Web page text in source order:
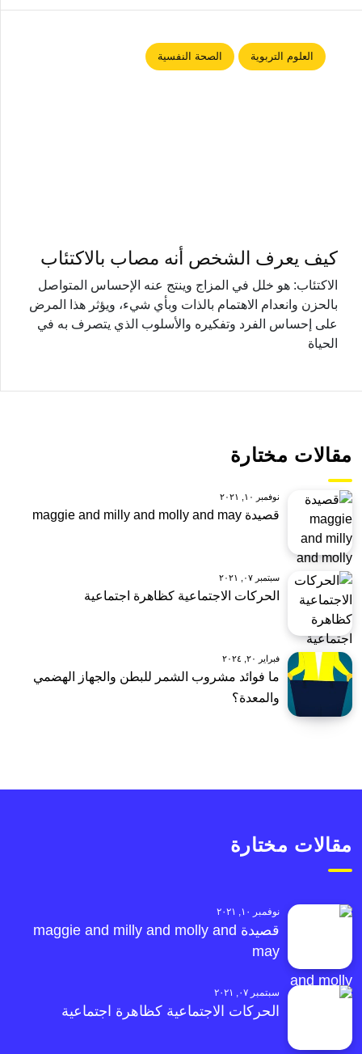
العلوم التربوية الصحة النفسية
كيف يعرف الشخص أنه مصاب بالاكتئاب
الاكتئاب: هو خلل في المزاج وينتج عنه الإحساس المتواصل
بالحزن وانعدام الاهتمام بالذات وبأي شيء، ويؤثر هذا المرض
على إحساس الفرد وتفكيره والأسلوب الذي يتصرف به في
الحياة
مقالات مختارة
نوفمبر ١٠, ٢٠٢١
قصيدة maggie and milly and molly and may
سبتمبر ٠٧, ٢٠٢١
الحركات الاجتماعية كظاهرة اجتماعية
فبراير ٢٠, ٢٠٢٤
ما فوائد مشروب الشمر للبطن والجهاز الهضمي
والمعدة؟
مقالات مختارة
نوفمبر ١٠, ٢٠٢١
قصيدة maggie and milly and molly and
may
سبتمبر ٠٧, ٢٠٢١
الحركات الاجتماعية كظاهرة اجتماعية